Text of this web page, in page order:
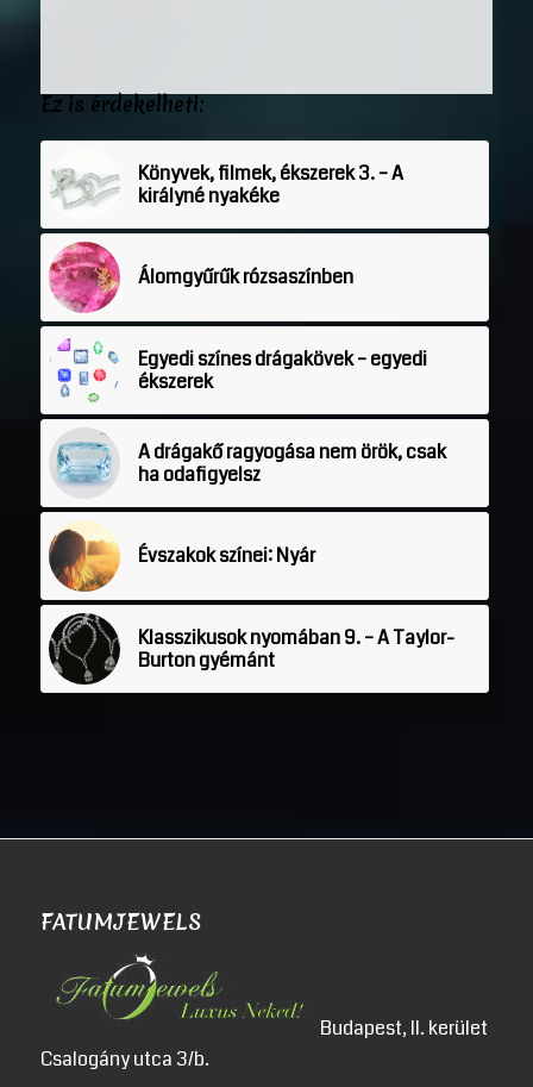
Ez is érdekelheti:
Könyvek, filmek, ékszerek 3. – A
királyné nyakéke
Álomgyűrűk rózsaszínben
Egyedi színes drágakövek – egyedi
ékszerek
A drágakő ragyogása nem örök, csak
ha odafigyelsz
Évszakok színei: Nyár
Klasszikusok nyomában 9. – A Taylor-
Burton gyémánt
FATUMJEWELS
Budapest, II. kerület
Csalogány utca 3/b.